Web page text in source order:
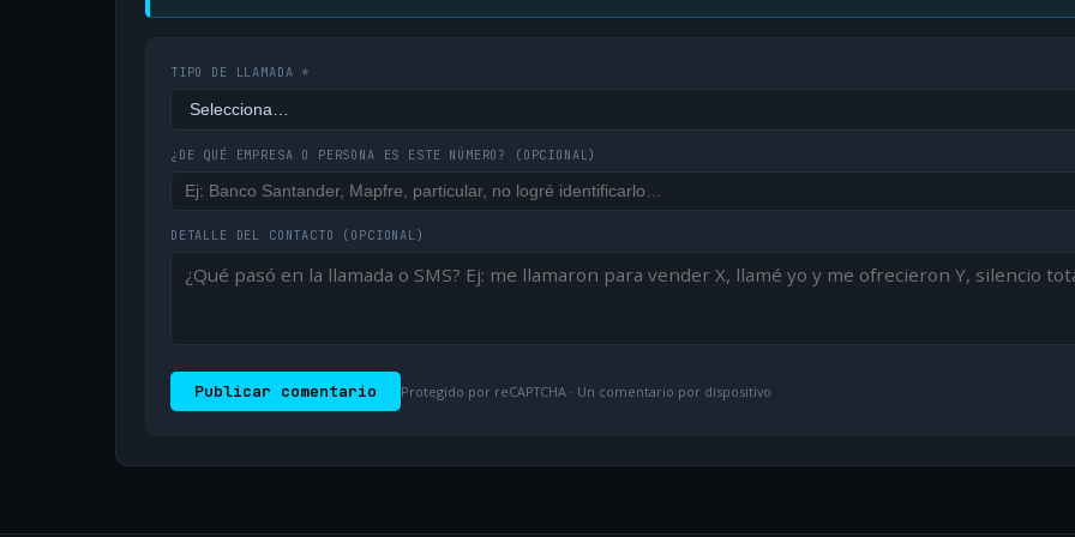
TIPO DE LLAMADA *
¿DE QUÉ EMPRESA O PERSONA ES ESTE NÚMERO? (OPCIONAL)
DETALLE DEL CONTACTO (OPCIONAL)
Publicar comentario Protegido por reCAPTCHA · Un comentario por dispositivo